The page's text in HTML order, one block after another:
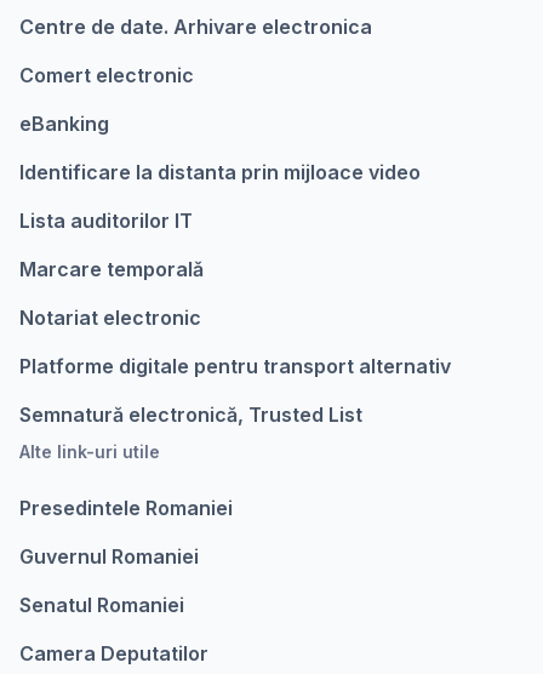
Centre de date. Arhivare electronica
Comert electronic
eBanking
Identificare la distanta prin mijloace video
Lista auditorilor IT
Marcare temporalǎ
Notariat electronic
Platforme digitale pentru transport alternativ
Semnatură electronică, Trusted List
Alte link-uri utile
Presedintele Romaniei
Guvernul Romaniei
Senatul Romaniei
Camera Deputatilor